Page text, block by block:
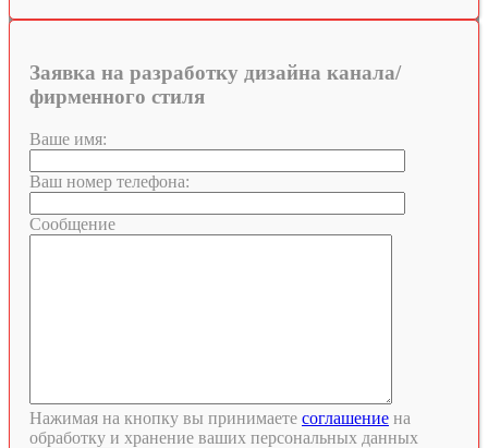
Заявка на разработку дизайна канала/
фирменного стиля
Ваше имя:
Ваш номер телефона:
Сообщение
Нажимая на кнопку вы принимаете соглашение на
обработку и хранение ваших персональных данных